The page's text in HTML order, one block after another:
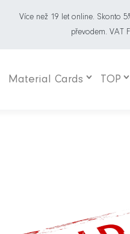
Více než 19 let online. Skonto
převodem. VAT
Material Cards TOP